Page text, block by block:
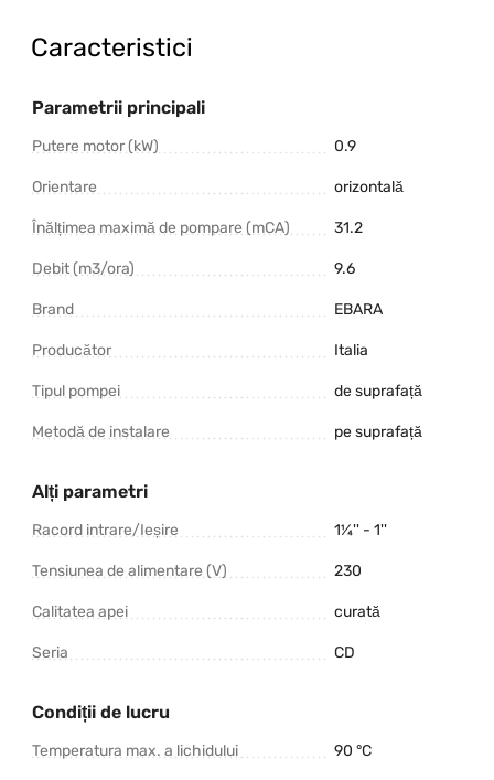
Caracteristici
Parametrii principali
Putere motor (kW) 0.9
Orientare orizontală
Înălțimea maximă de pompare (mCA) 31.2
Debit (m3/ora) 9.6
Brand EBARA
Producător Italia
Tipul pompei de suprafață
Metodă de instalare pe suprafață
Alți parametri
Racord intrare/Ieșire 1¼'' - 1''
Tensiunea de alimentare (V) 230
Calitatea apei curată
Seria CD
Condiții de lucru
Temperatura max. a lichidului 90 °C